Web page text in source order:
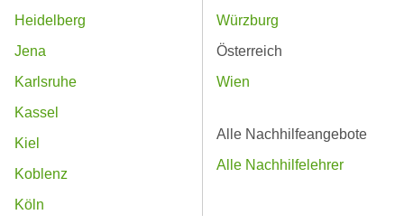
Heidelberg
Jena
Karlsruhe
Kassel
Kiel
Koblenz
Köln
Würzburg
Österreich
Wien
Alle Nachhilfeangebote
Alle Nachhilfelehrer